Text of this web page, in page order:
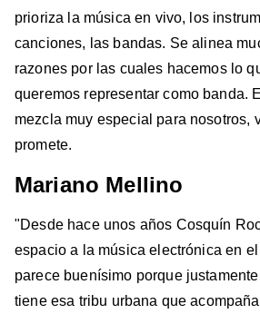
prioriza la música en vivo, los
canciones, las bandas. Se alinea
razones por las cuales hacemos lo
queremos representar como banda.
mezcla muy especial para nosotros,
promete.
Mariano Mellino
"Desde hace unos años Cosquín
espacio a la música electrónica en
parece buenísimo porque
tiene esa tribu urbana que